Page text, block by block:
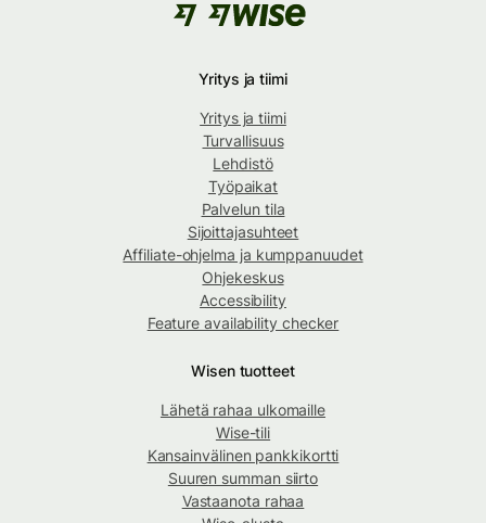
Yritys ja tiimi
Yritys ja tiimi
Turvallisuus
Lehdistö
Työpaikat
Palvelun tila
Sijoittajasuhteet
Affiliate-ohjelma ja kumppanuudet
Ohjekeskus
Accessibility
Feature availability checker
Wisen tuotteet
Lähetä rahaa ulkomaille
Wise-tili
Kansainvälinen pankkikortti
Suuren summan siirto
Vastaanota rahaa